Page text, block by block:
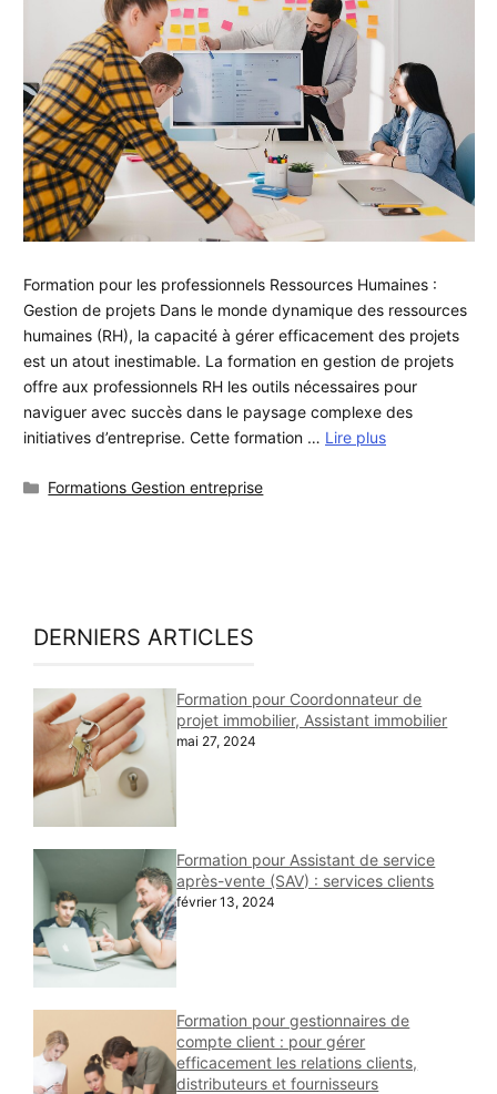
Formation pour les professionnels Ressources Humaines :
Gestion de projets Dans le monde dynamique des ressources
humaines (RH), la capacité à gérer efficacement des projets
est un atout inestimable. La formation en gestion de projets
offre aux professionnels RH les outils nécessaires pour
naviguer avec succès dans le paysage complexe des
initiatives d’entreprise. Cette formation … Lire plus
Catégories
Formations Gestion entreprise
DERNIERS ARTICLES
Formation pour Coordonnateur de
projet immobilier, Assistant immobilier
mai 27, 2024
Formation pour Assistant de service
après-vente (SAV) : services clients
février 13, 2024
Formation pour gestionnaires de
compte client : pour gérer
efficacement les relations clients,
distributeurs et fournisseurs